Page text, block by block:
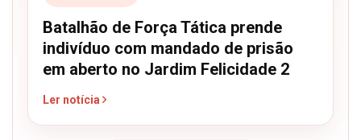
Batalhão de Força Tática prende
indivíduo com mandado de prisão
em aberto no Jardim Felicidade 2
Ler notícia